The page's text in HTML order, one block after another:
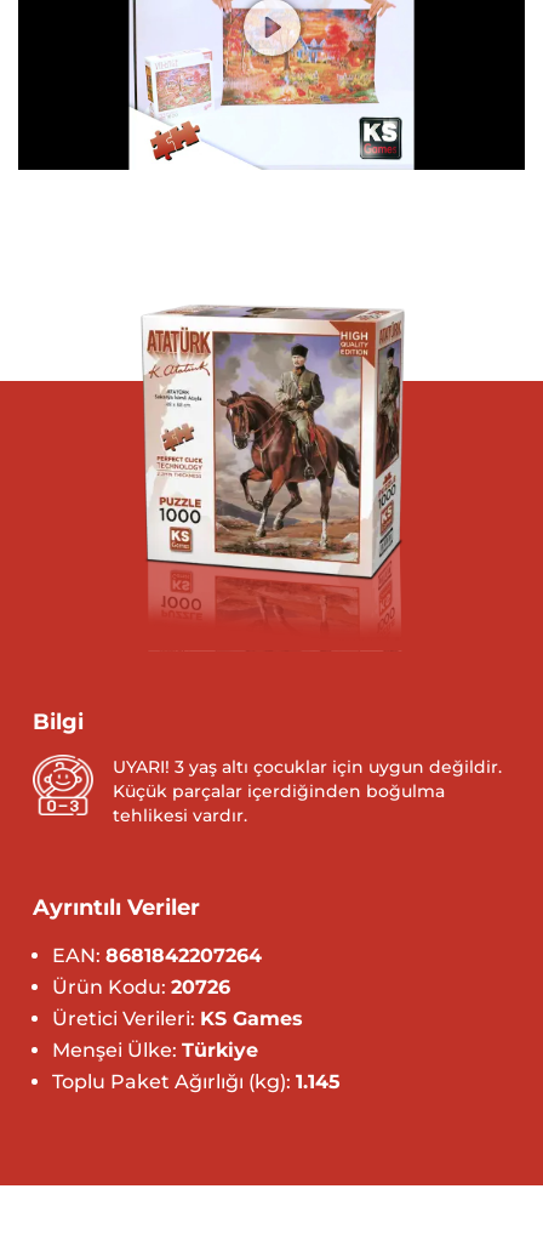
Bilgi
UYARI! 3 yaş altı çocuklar için uygun değildir.
Küçük parçalar içerdiğinden boğulma
tehlikesi vardır.
Ayrıntılı Veriler
EAN: 8681842207264
Ürün Kodu: 20726
Üretici Verileri: KS Games
Menşei Ülke: Türkiye
Toplu Paket Ağırlığı (kg): 1.145